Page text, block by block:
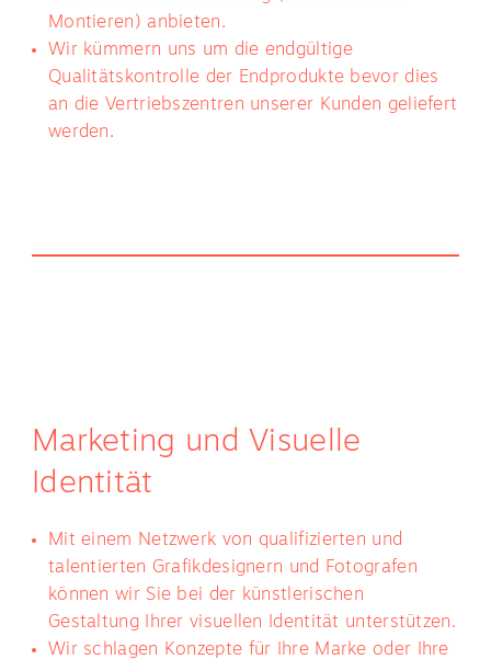
Montieren) anbieten.
Wir kümmern uns um die endgültige
Qualitätskontrolle der Endprodukte bevor dies
an die Vertriebszentren unserer Kunden geliefert
werden.
Marketing und Visuelle
Identität
Mit einem Netzwerk von qualifizierten und
talentierten Grafikdesignern und Fotografen
können wir Sie bei der künstlerischen
Gestaltung Ihrer visuellen Identität unterstützen.
Wir schlagen Konzepte für Ihre Marke oder Ihre